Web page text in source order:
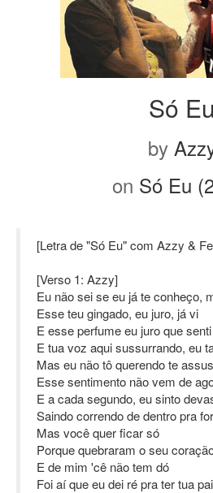
Só Eu
by
on Só Eu
[Letra de "Só Eu" com Azzy &
[Verso 1: Azzy]
Eu não sei se eu já te conheço,
Esse teu gingado, eu juro, já vi
E esse perfume eu juro que senti
E tua voz aqui sussurrando, eu
Mas eu não tô querendo te
Esse sentimento não vem de
E a cada segundo, eu sinto
Saindo correndo de dentro pra
Mas você quer ficar só
Porque quebraram o seu
E de mim 'cê não tem dó
Foi aí que eu dei ré pra ter tua